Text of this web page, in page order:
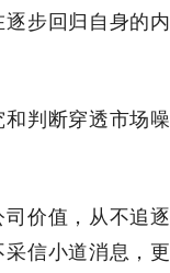
步回归自身的内
判断穿透市场噪
价值，从不追逐
信小道消息，更